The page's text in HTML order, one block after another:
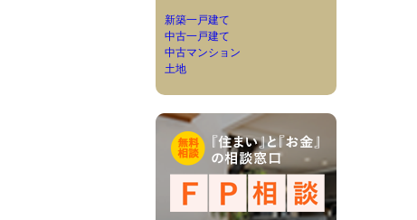
新築一戸建て
中古一戸建て
中古マンション
土地